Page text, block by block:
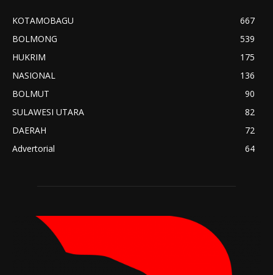
KOTAMOBAGU
667
BOLMONG
539
HUKRIM
175
NASIONAL
136
BOLMUT
90
SULAWESI UTARA
82
DAERAH
72
Advertorial
64